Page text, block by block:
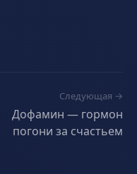
Следующая →
Дофамин — гормон
погони за счастьем